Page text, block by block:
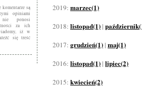
są
opiniami
nie ponosi
za ich
iż w
się treść
2019: marzec(1)
2018: listopad(1) |
2017: grudzień(1) | maj(1)
2016: listopad(1) | lipiec(2)
2015: kwiecień(2)